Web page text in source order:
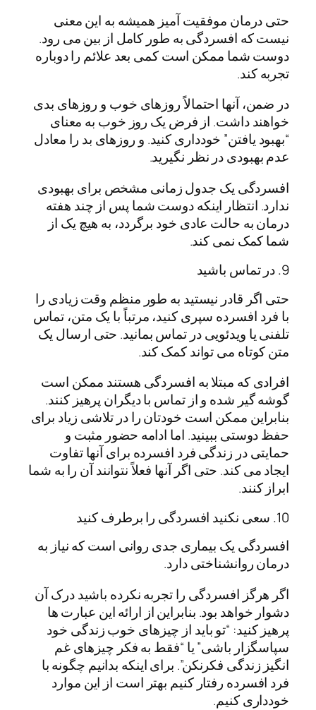
حتی درمان موفقیت آمیز همیشه به این معنی
نیست که افسردگی به طور کامل از بین می رود.
دوست شما ممکن است کمی بعد علائم را دوباره
تجربه کند.
در ضمن، آنها احتمالاً روزهای خوب و روزهای بدی
خواهند داشت. از فرض یک روز خوب به معنای
“بهبود یافتن” خودداری کنید. و روزهای بد را معادل
عدم بهبودی در نظر نگیرید.
افسردگی یک جدول زمانی مشخص برای بهبودی
ندارد. انتظار اینکه دوست شما پس از چند هفته
درمان به حالت عادی خود برگردد، به هیچ یک از
شما کمک نمی کند.
9. در تماس باشید
حتی اگر قادر نیستید به طور منظم وقت زیادی را
با فرد افسرده سپری کنید، مرتباً با یک متن، تماس
تلفنی یا ویدئویی در تماس بمانید. حتی ارسال یک
متن کوتاه می تواند کمک کند.
افرادی که مبتلا به افسردگی هستند ممکن است
گوشه گیر شده و از تماس با دیگران پرهیز کنند.
بنابراین ممکن است خودتان را در تلاشی زیاد برای
حفظ دوستی ببینید. اما ادامه حضور مثبت و
حمایتی در زندگی فرد افسرده برای آنها تفاوت
ایجاد می کند. حتی اگر آنها فعلاً نتوانند آن را به شما
ابراز کنند.
10. سعی نکنید افسردگی را برطرف کنید
افسردگی یک بیماری جدی روانی است که نیاز به
درمان روانشناختی دارد.
اگر هرگز افسردگی را تجربه نکرده باشید درک آن
دشوار خواهد بود. بنابراین از ارائه این عبارت ها
پرهیز کنید: “تو باید از چیزهای خوب زندگی خود
سپاسگزار باشی” یا “فقط به فکر چیزهای غم
انگیز زندگی فکرنکن”. برای اینکه بدانیم چگونه با
فرد افسرده رفتار کنیم بهتر است از این موارد
خودداری کنیم.